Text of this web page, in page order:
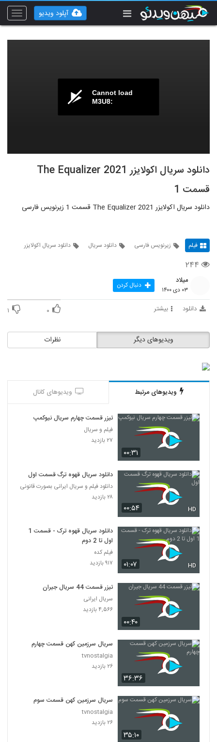
Toggle
آپلود ویدیو
Cannot load
M3U8:
دانلود سریال اکولایزر The Equalizer 2021
قسمت 1
دانلود سریال اکولایزر The Equalizer 2021 قسمت 1 زیرنویس فارسی
فیلم زیرنویس فارسی دانلود سریال دانلود سریال اکولایزر
۲۴۴
میلاد
۰۳ دی ۱۴۰۰ دنبال کردن
دانلود بیشتر ۰ ۱
نظرات ویدیوهای دیگر
ویدیوهای مرتبط ویدیوهای کانال
۰۰:۳۱
تیزر قسمت چهارم سریال نیوکمپ
فیلم و سریال
۲۷ بازدید
۰۰:۵۴ HD
دانلود سریال قهوه ترگ قسمت اول
دانلود فیلم و سریال ایرانی بصورت قانونی
۲۸ بازدید
۰۱:۰۷ HD
دانلود سریال قهوه ترک - قسمت 1
اول تا 2 دوم
فیلم کده
۹۱۷ بازدید
۰۰:۴۰
تیزر قسمت 44 سریال جیران
سریال ایرانی
۴,۵۶۶ بازدید
۳۶:۳۶
سریال سرزمین کهن قسمت چهارم
tvnostalgia
۲۶ بازدید
۳۵:۱۰
سریال سرزمین کهن قسمت سوم
tvnostalgia
۲۶ بازدید